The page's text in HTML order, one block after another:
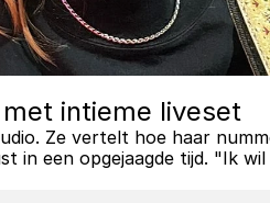
intieme liveset
Ze vertelt hoe haar
een opgejaagde tijd. "Ik